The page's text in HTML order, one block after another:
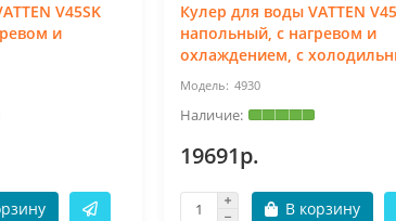
V45SK
и
Кулер для воды VATTEN
напольный, с нагревом и
охлаждением, с
4930
19691р.
В корзину